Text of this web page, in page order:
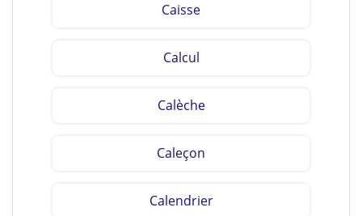
Caisse
Calcul
Calèche
Caleçon
Calendrier